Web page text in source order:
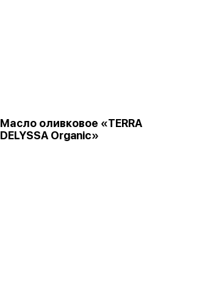
Масло оливковое «TERRA
DELYSSA Organic»